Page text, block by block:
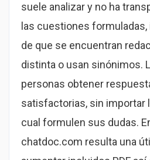
suele analizar y no ha
las cuestiones
de que se encuentran
distinta o usan sinónimos.
personas obtener
satisfactorias, sin importar
cual formulen sus dudas.
chatdoc.com resulta una